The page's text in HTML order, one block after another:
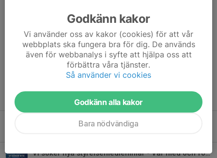
Hjälp oss ta nästa steg i vår utveckling – vi ser fram emot att
Dela nyhet
Tidigare nyheter
Träningsgrupper - Höst-terminen 2026
Vi söker nya styrelsemedlemmar - Var med och forma framtiden för SPC
Godkänn kakor
Vi använder oss av kakor (cookies) för att vår
webbplats ska fungera bra för dig. De används
även för webbanalys i syfte att hjälpa oss att
förbättra våra tjänster.
Så använder vi cookies
Godkänn alla kakor
Bara nödvändiga